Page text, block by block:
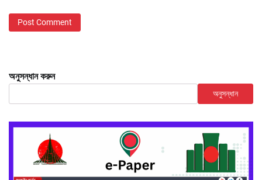
অনুসন্ধান করুন
অনুসন্ধান